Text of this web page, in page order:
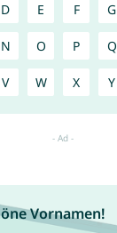
D E F G
N O P Q
V W X Y
Vornamen!